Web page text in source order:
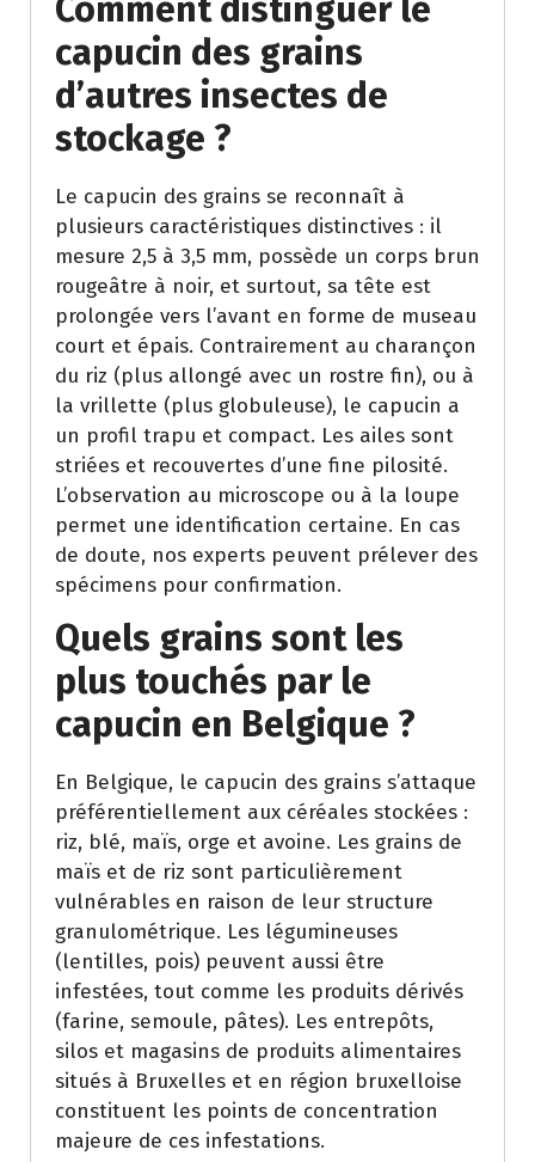
Comment distinguer le
capucin des grains
d’autres insectes de
stockage ?
Le capucin des grains se reconnaît à
plusieurs caractéristiques distinctives : il
mesure 2,5 à 3,5 mm, possède un corps brun
rougeâtre à noir, et surtout, sa tête est
prolongée vers l’avant en forme de museau
court et épais. Contrairement au charançon
du riz (plus allongé avec un rostre fin), ou à
la vrillette (plus globuleuse), le capucin a
un profil trapu et compact. Les ailes sont
striées et recouvertes d’une fine pilosité.
L’observation au microscope ou à la loupe
permet une identification certaine. En cas
de doute, nos experts peuvent prélever des
spécimens pour confirmation.
Quels grains sont les
plus touchés par le
capucin en Belgique ?
En Belgique, le capucin des grains s’attaque
préférentiellement aux céréales stockées :
riz, blé, maïs, orge et avoine. Les grains de
maïs et de riz sont particulièrement
vulnérables en raison de leur structure
granulométrique. Les légumineuses
(lentilles, pois) peuvent aussi être
infestées, tout comme les produits dérivés
(farine, semoule, pâtes). Les entrepôts,
silos et magasins de produits alimentaires
situés à Bruxelles et en région bruxelloise
constituent les points de concentration
majeure de ces infestations.